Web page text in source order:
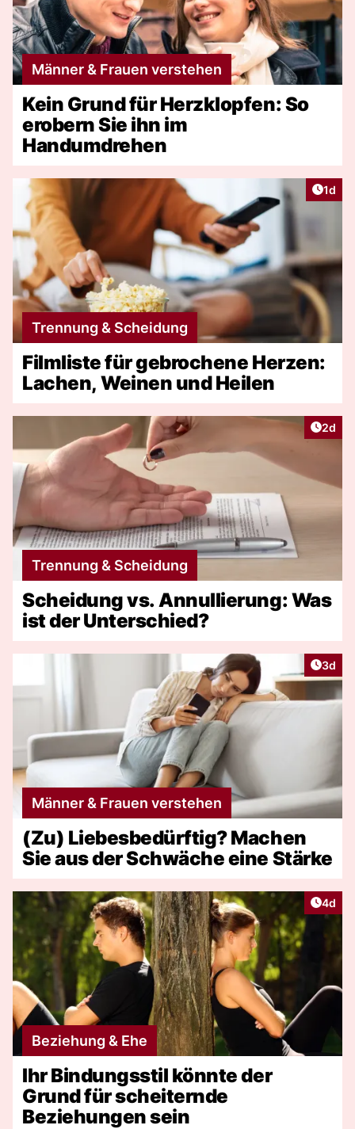
Männer & Frauen verstehen
Kein Grund für Herzklopfen: So
erobern Sie ihn im
Handumdrehen
1d
Trennung & Scheidung
Filmliste für gebrochene Herzen:
Lachen, Weinen und Heilen
2d
Trennung & Scheidung
Scheidung vs. Annullierung: Was
ist der Unterschied?
3d
Männer & Frauen verstehen
(Zu) Liebesbedürftig? Machen
Sie aus der Schwäche eine Stärke
4d
Beziehung & Ehe
Ihr Bindungsstil könnte der
Grund für scheiternde
Beziehungen sein